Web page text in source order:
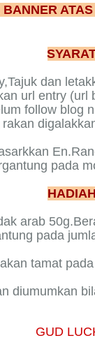
dan
url entry (url
follow blog
pada
arab
pada
tamat
diumumkan
GUD